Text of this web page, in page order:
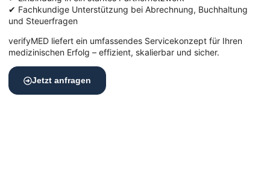
✔ Fachkundige Unterstützung bei Abrechnung, Buchhaltung
und Steuerfragen
verifyMED liefert ein umfassendes Servicekonzept für Ihren
medizinischen Erfolg – effizient, skalierbar und sicher.
Jetzt anfragen